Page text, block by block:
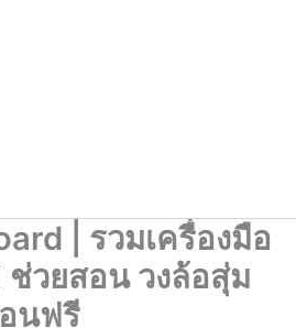
| รวมเครื่องมือ
ช่วยสอน วงล้อสุ่ม
นฟรี